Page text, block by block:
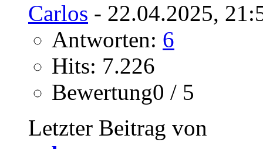
Carlos - 22.04.2025,
Antworten: 6
Hits: 7.226
Bewertung0 / 5
Letzter Beitrag von